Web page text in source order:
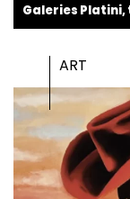
Galeries
ART